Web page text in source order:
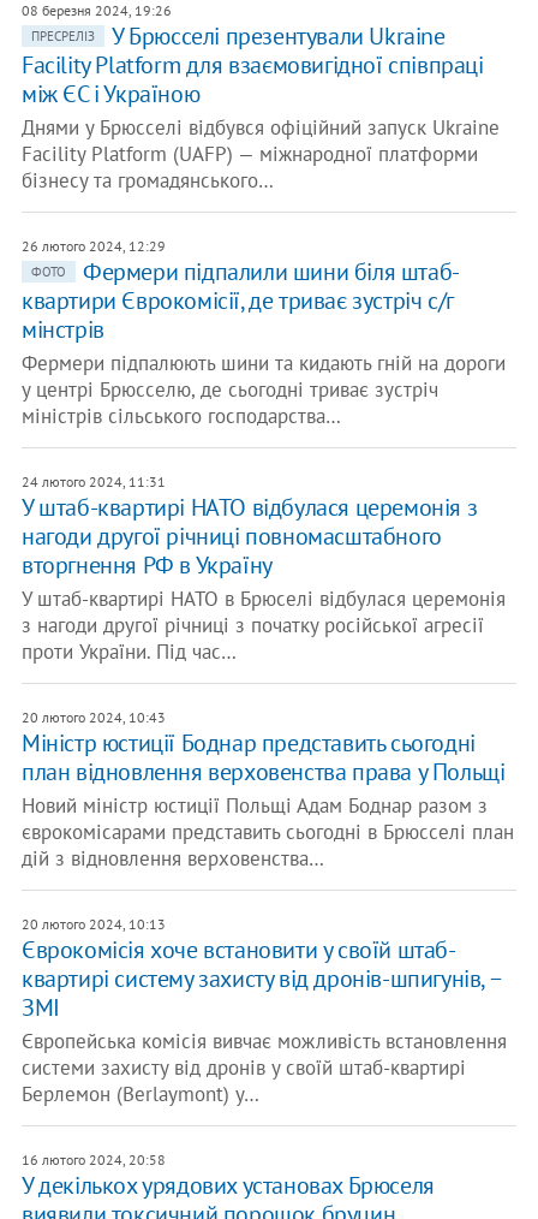
08 березня 2024, 19:26
ПРЕСРЕЛІЗ
У Брюсселі презентували Ukraine
Facility Platform для взаємовигідної співпраці
між ЄС і Україною
Днями у Брюсселі відбувся офіційний запуск Ukraine
Facility Platform (UAFP) — міжнародної платформи
бізнесу та громадянського…
26 лютого 2024, 12:29
ФОТО
Фермери підпалили шини біля штаб-
квартири Єврокомісії, де триває зустріч с/г
мінстрів
Фермери підпалюють шини та кидають гній на дороги
у центрі Брюсселю, де сьогодні триває зустріч
міністрів сільського господарства…
24 лютого 2024, 11:31
У штаб-квартирі НАТО відбулася церемонія з
нагоди другої річниці повномасштабного
вторгнення РФ в Україну
У штаб-квартирі НАТО в Брюселі відбулася церемонія
з нагоди другої річниці з початку російської агресії
проти України. Під час…
20 лютого 2024, 10:43
Міністр юстиції Боднар представить сьогодні
план відновлення верховенства права у Польщі
Новий міністр юстиції Польщі Адам Боднар разом з
єврокомісарами представить сьогодні в Брюсселі план
дій з відновлення верховенства…
20 лютого 2024, 10:13
Єврокомісія хоче встановити у своїй штаб-
квартирі систему захисту від дронів-шпигунів, −
ЗМІ
Європейська комісія вивчає можливість встановлення
системи захисту від дронів у своїй штаб-квартирі
Берлемон (Berlaymont) у…
16 лютого 2024, 20:58
У декількох урядових установах Брюселя